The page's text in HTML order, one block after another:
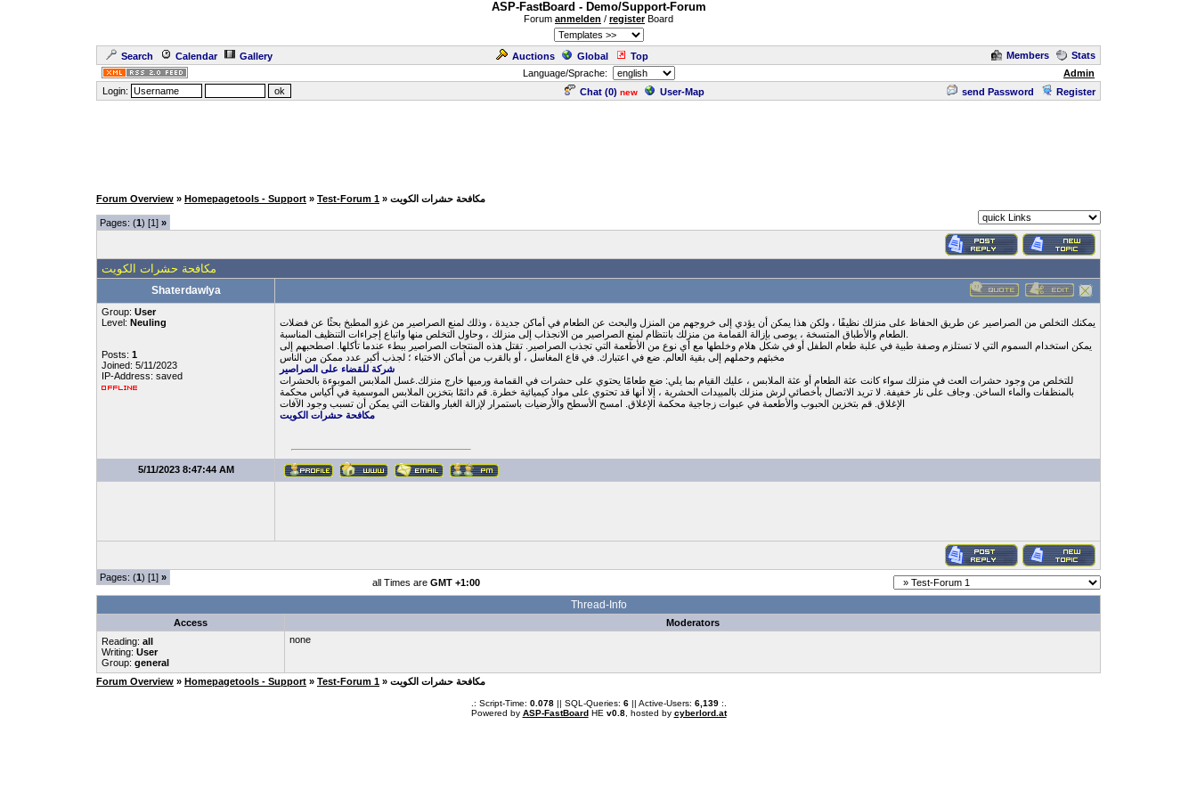
ASP-FastBoard - Demo/Support-Forum
Forum anmelden / registerBoard
Search Calendar Gallery Auctions Global Top Members
Stats
Language/Sprache:
Admin
Login:
Chat (0) new User-Map send Password Register
Forum Overview » Homepagetools - Support » Test-Forum 1 » مكافحة حشرات الكويت
Pages: (1) [1] »
مكافحة حشرات الكويت
Shaterdawlya
Group: User
Level: Neuling
Posts: 1
Joined: 5/11/2023
IP-Address: saved
يمكنك التخلص من الصراصير عن طريق الحفاظ على منزلك نظيفًا ، ولكن هذا يمكن أن يؤدي إلى خروجهم من المنزل والبحث عن الطعام في أماكن جديدة ، وذلك لمنع الصراصير من غزو المطبخ بحثًا عن فضلات
يمكن استخدام السموم التي لا تستلزم وصفة طبية في علبة طعام الطفل أو في شكل هلام وخلطها مع أي نوع من الأطعمة التي تجذب الصراصير. تقتل هذه المنتجات الصراصير ببطء عندما تأكلها. اصطحبهم إلى
مخبئهم وحملهم إلى بقية العالم. ضع في اعتبارك. في قاع المغاسل ، أو بالقرب من أماكن الاختباء ؛ لجذب أكبر عدد ممكن من الناس
شركة للقضاء على الصراصير
للتخلص من وجود حشرات العث في منزلك سواء كانت عثة الطعام أو عثة الملابس ، عليك القيام بما يلي: ضع طعامًا يحتوي على حشرات في القمامة ورميها خارج منزلك.غسل الملابس الموبوءة بالحشرات
بالمنظفات والماء الساخن. وجاف على نار خفيفة. لا تريد الاتصال بأخصائي لرش منزلك بالمبيدات الحشرية ، إلا أنها قد تحتوي على مواد كيميائية خطرة. قم دائمًا بتخزين الملابس الموسمية في أكياس محكمة
الإغلاق. قم بتخزين الحبوب والأطعمة في عبوات زجاجية محكمة الإغلاق. امسح الأسطح والأرضيات باستمرار لإزالة الغبار والفتات التي يمكن أن تسبب وجود الآفات
مكافحة حشرات الكويت
5/11/2023 8:47:44 AM
Pages: (1) [1] » all Times are GMT +1:00
Thread-Info
Access
Moderators
Reading: all
Writing: User
Group: general
none
Forum Overview » Homepagetools - Support » Test-Forum 1 » مكافحة حشرات الكويت
.: Script-Time: 0.078|| SQL-Queries: 6|| Active-Users: 6,139:.
Powered by ASP-FastBoardHE v0.8, hosted by cyberlord.at